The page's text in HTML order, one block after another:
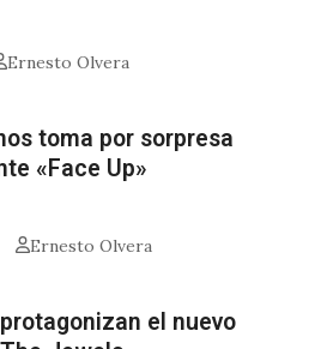
Ernesto Olvera
toma por sorpresa
«Face Up»
Ernesto Olvera
el nuevo